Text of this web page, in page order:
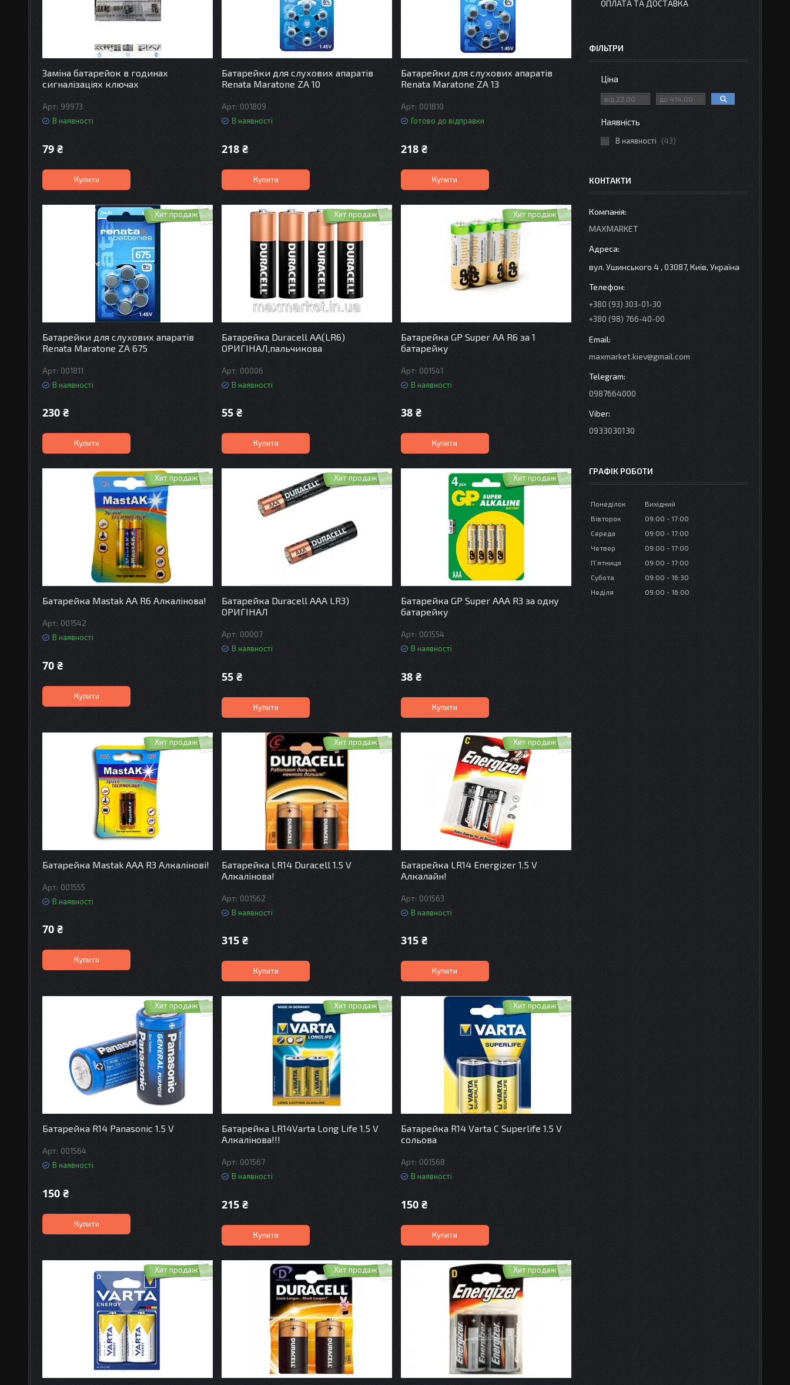
Заміна батарейок в годинах
сигналізаціях ключах
99973
В наявності
79 ₴
Купити
Батарейки для слухових апаратів
Renata Maratone ZA 10
001809
В наявності
218 ₴
Купити
Батарейки для слухових апаратів
Renata Maratone ZA 13
001810
Готово до відправки
218 ₴
Купити
Хит продаж
Батарейки для слухових апаратів
Renata Maratone ZA 675
001811
В наявності
230 ₴
Купити
Хит продаж
Батарейка Duracell AA(LR6)
ОРИГІНАЛ,пальчикова
00006
В наявності
55 ₴
Купити
Хит продаж
Батарейка GP Super АА R6 за 1
батарейку
001541
В наявності
38 ₴
Купити
Хит продаж
Батарейка Mastak АА R6 Алкалінова!
001542
В наявності
70 ₴
Купити
Хит продаж
Батарейка Duracell AAA LR3)
ОРИГІНАЛ
00007
В наявності
55 ₴
Купити
Хит продаж
Батарейка GP Super ААА R3 за одну
батарейку
001554
В наявності
38 ₴
Купити
Хит продаж
Батарейка Mastak ААА R3 Алкалінові!
001555
В наявності
70 ₴
Купити
Хит продаж
Батарейка LR14 Duracell 1.5 V
Алкалінова!
001562
В наявності
315 ₴
Купити
Хит продаж
Батарейка LR14 Energizer 1.5 V
Алкалайн!
001563
В наявності
315 ₴
Купити
Хит продаж
Батарейка R14 Panasonic 1.5 V
001564
В наявності
150 ₴
Купити
Хит продаж
Батарейка LR14Varta Long Life 1.5 V
Алкалінова!!!
001567
В наявності
215 ₴
Купити
Хит продаж
Батарейка R14 Varta C Superlife 1.5 V
сольова
001568
В наявності
150 ₴
Купити
Хит продаж Хит продаж Хит продаж
ОПЛАТА ТА ДОСТАВКА
ФІЛЬТРИ
Ціна
Наявність
В наявності 43
КОНТАКТИ
MAXMARKET
вул. Ушинського 4 , 03087, Київ, Україна
+380 (93) 303-01-30
+380 (98) 766-40-00
maxmarket.kiev@gmail.com
0987664000
0933030130
ГРАФІК РОБОТИ
Понеділок
Вихідний
Вівторок
09:00
17:00
Середа
09:00
17:00
Четвер
09:00
17:00
Пʼятниця
09:00
17:00
Субота
09:00
16:30
Неділя
09:00 16:00